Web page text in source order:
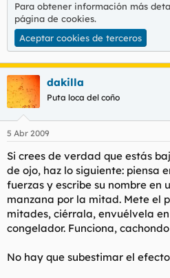
Para obtener información más
página de cookies.
Aceptar cookies de terceros
dakilla
Puta loca del coño
5 Abr 2009
Si crees de verdad que estás
de ojo, haz lo siguiente: piensa
fuerzas y escribe su nombre en
manzana por la mitad. Mete el
mitades, ciérrala, envuélvela
congelador. Funciona,
No hay que subestimar el